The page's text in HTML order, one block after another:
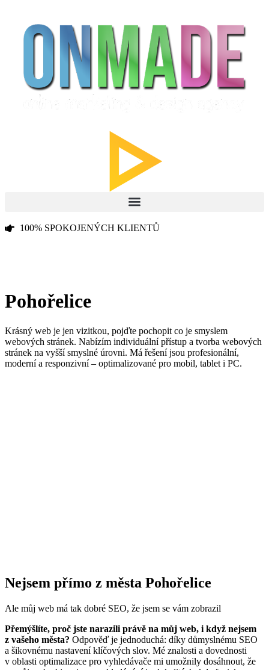
100% SPOKOJENÝCH KLIENTŮ
Pohořelice
Krásný web je jen vizitkou, pojďte pochopit co je smyslem
webových stránek. Nabízím individuální přístup a tvorba webových
stránek na vyšší smyslné úrovni. Má řešení jsou profesionální,
moderní a responzivní – optimalizované pro mobil, tablet i PC.
Nejsem přímo z města Pohořelice
Ale můj web má tak dobré SEO, že jsem se vám zobrazil
Přemýšlíte, proč jste narazili právě na můj web, i když nejsem
z vašeho města? Odpověď je jednoduchá: díky důmyslnému SEO
a šikovnému nastavení klíčových slov. Mé znalosti a dovednosti
v oblasti optimalizace pro vyhledávače mi umožnily dosáhnout, že